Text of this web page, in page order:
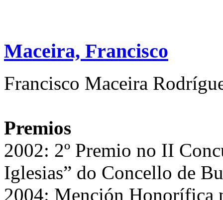
Maceira, Francisco
Francisco Maceira
Premios
2002: 2º Premio no II
Iglesias” do Concello de
2004: Mención Honorífica